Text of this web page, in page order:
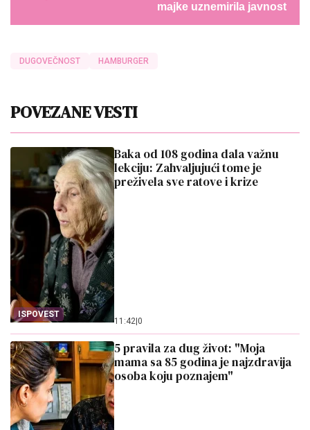
majke uznemirila javnost
DUGOVEČNOST HAMBURGER
POVEZANE VESTI
ISPOVEST
Baka od 108 godina dala važnu
lekciju: Zahvaljujući tome je
preživela sve ratove i krize
11:42 0
5 pravila za dug život: "Moja
mama sa 85 godina je najzdravija
osoba koju poznajem"